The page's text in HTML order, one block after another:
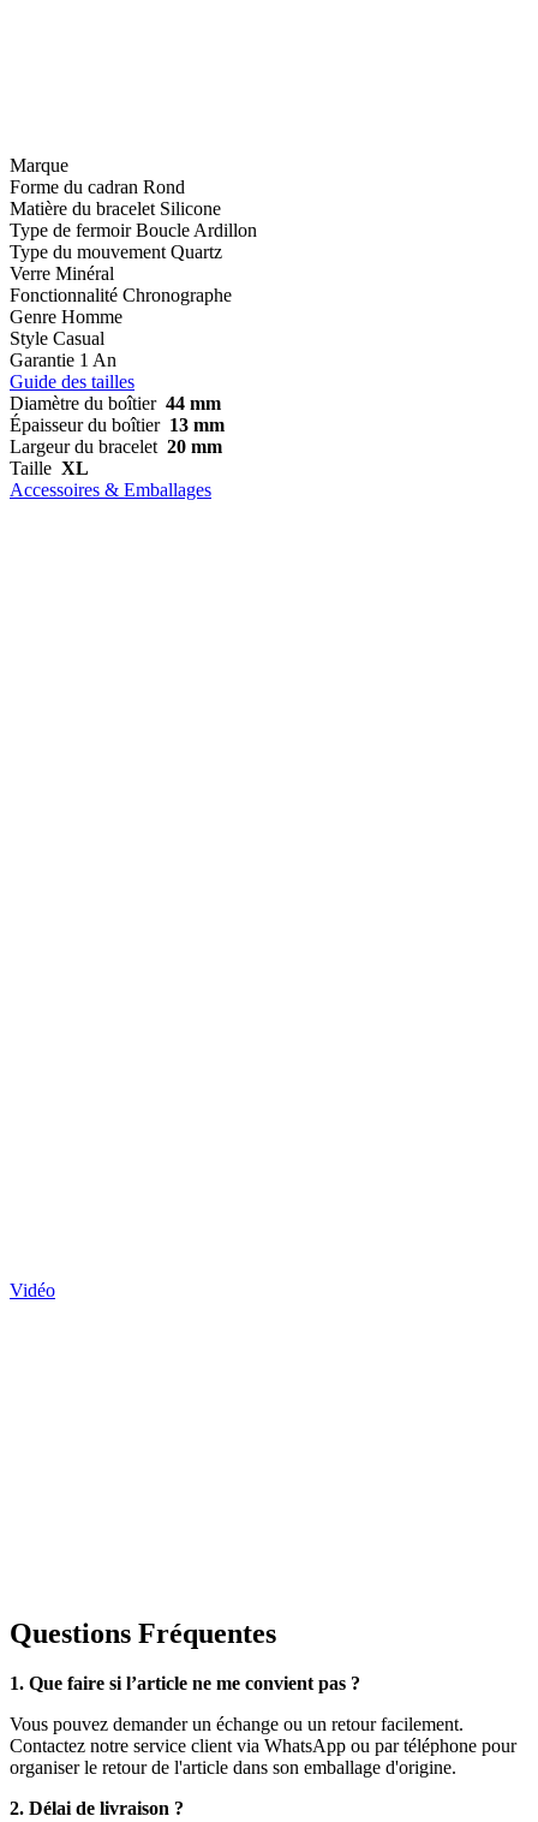
Marque
Forme du cadran Rond
Matière du bracelet Silicone
Type de fermoir Boucle Ardillon
Type du mouvement Quartz
Verre Minéral
Fonctionnalité Chronographe
Genre Homme
Style Casual
Garantie 1 An
Guide des tailles
Diamètre du boîtier 44 mm
Épaisseur du boîtier 13 mm
Largeur du bracelet 20 mm
Taille XL
Accessoires & Emballages
Vidéo
Questions Fréquentes
1. Que faire si l’article ne me convient pas ?
Vous pouvez demander un échange ou un retour facilement.
Contactez notre service client via WhatsApp ou par téléphone pour
organiser le retour de l'article dans son emballage d'origine.
2. Délai de livraison ?